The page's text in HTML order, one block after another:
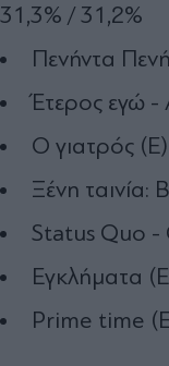
31,3% / 31,2%
Πενήντα
Έτερος εγώ
Ο γιατρός
Ξένη
Status Quo -
Εγκλήματα
Prime time